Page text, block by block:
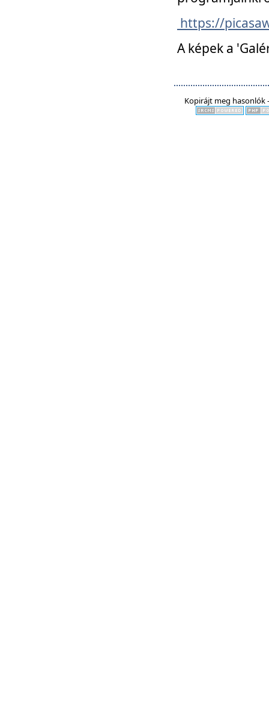
https://
A képek a
Kopirájt meg hasonlók